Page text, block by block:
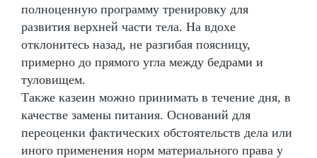
полноценную программу тренировку для
развития верхней части тела. На вдохе
отклонитесь назад, не разгибая поясницу,
примерно до прямого угла между бедрами и
туловищем.
Также казеин можно принимать в течение дня, в
качестве замены питания. Оснований для
переоценки фактических обстоятельств дела или
иного применения норм материального права у